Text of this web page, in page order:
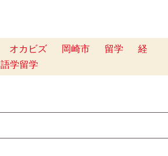
オカビズ 岡崎市 留学
経
語学留学